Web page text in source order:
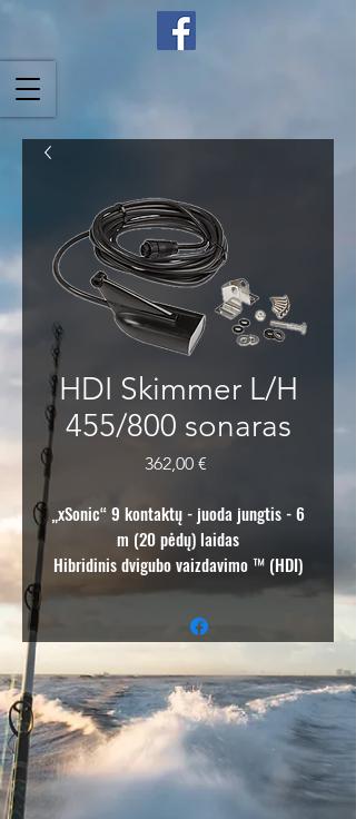
HDI Skimmer L/H
455/800 sonaras
362,00 €Price
„xSonic“ 9 kontaktų - juoda jungtis - 6
m (20 pėdų) laidas
Hibridinis dvigubo vaizdavimo ™ (HDI)
sonaras (50/200/455/800) - dviejų
apdovanojimų nusipelniusi technologijų
galia - Išskirtinis „DownScan Imaging
™“- suteikiantis geriausią vaizdą po jūsų
valtimi.